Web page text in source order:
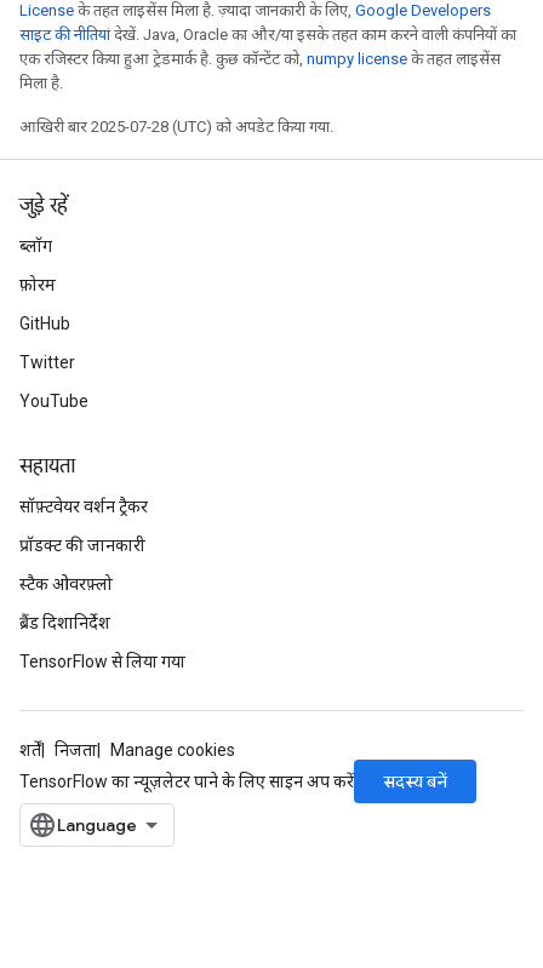
License के तहत लाइसेंस मिला है. ज़्यादा जानकारी के लिए, Google Developers
साइट की नीतियांदेखें. Java, Oracle का और/या इसके तहत काम करने वाली कंपनियों का
एक रजिस्टर किया हुआ ट्रेडमार्क है. कुछ कॉन्टेंट को, numpy license के तहत लाइसेंस
मिला है.
आखिरी बार 2025-07-28 (UTC) को अपडेट किया गया.
जुड़े रहें
ब्लॉग
फ़ोरम
GitHub
Twitter
YouTube
सहायता
सॉफ़्टवेयर वर्शन ट्रैकर
प्रॉडक्ट की जानकारी
स्टैक ओवरफ़्लो
ब्रैंड दिशानिर्देश
TensorFlow से लिया गया
शर्तें निजता
Manage cookies
TensorFlow का न्यूज़लेटर पाने के लिए साइन अप करें
सदस्य बनें